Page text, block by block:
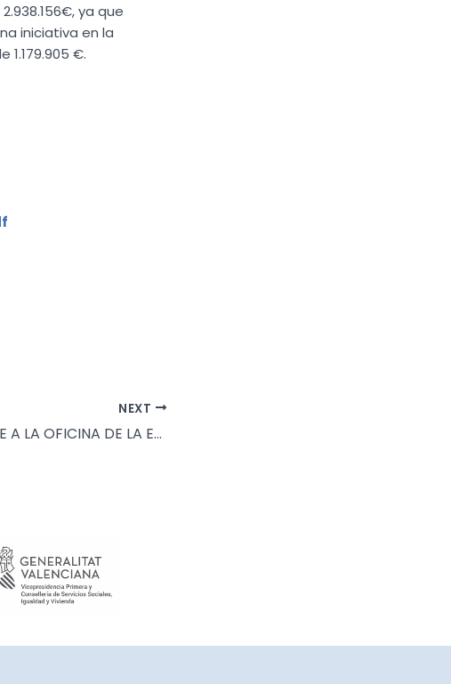
ya que
iniciativa en la
€.
NEXT
ACERCATE A LA OFICINA DE LA ENERGIA